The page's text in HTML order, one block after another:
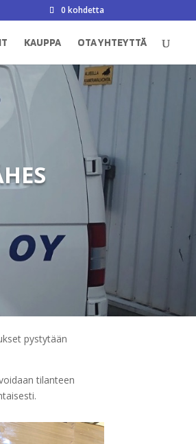
0 kohdetta
KAUPPA OTA YHTEYTTÄ
pystytään
tilanteen